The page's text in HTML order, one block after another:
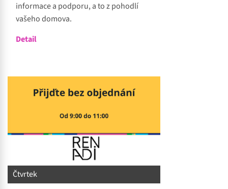
informace a podporu, a to z pohodlí
vašeho domova.
Detail
Čtvrtek